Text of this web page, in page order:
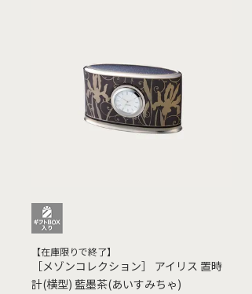
【在庫限りで終了】
［メゾンコレクション］ アイリス 置時
計(横型) 藍墨茶(あいすみちゃ)